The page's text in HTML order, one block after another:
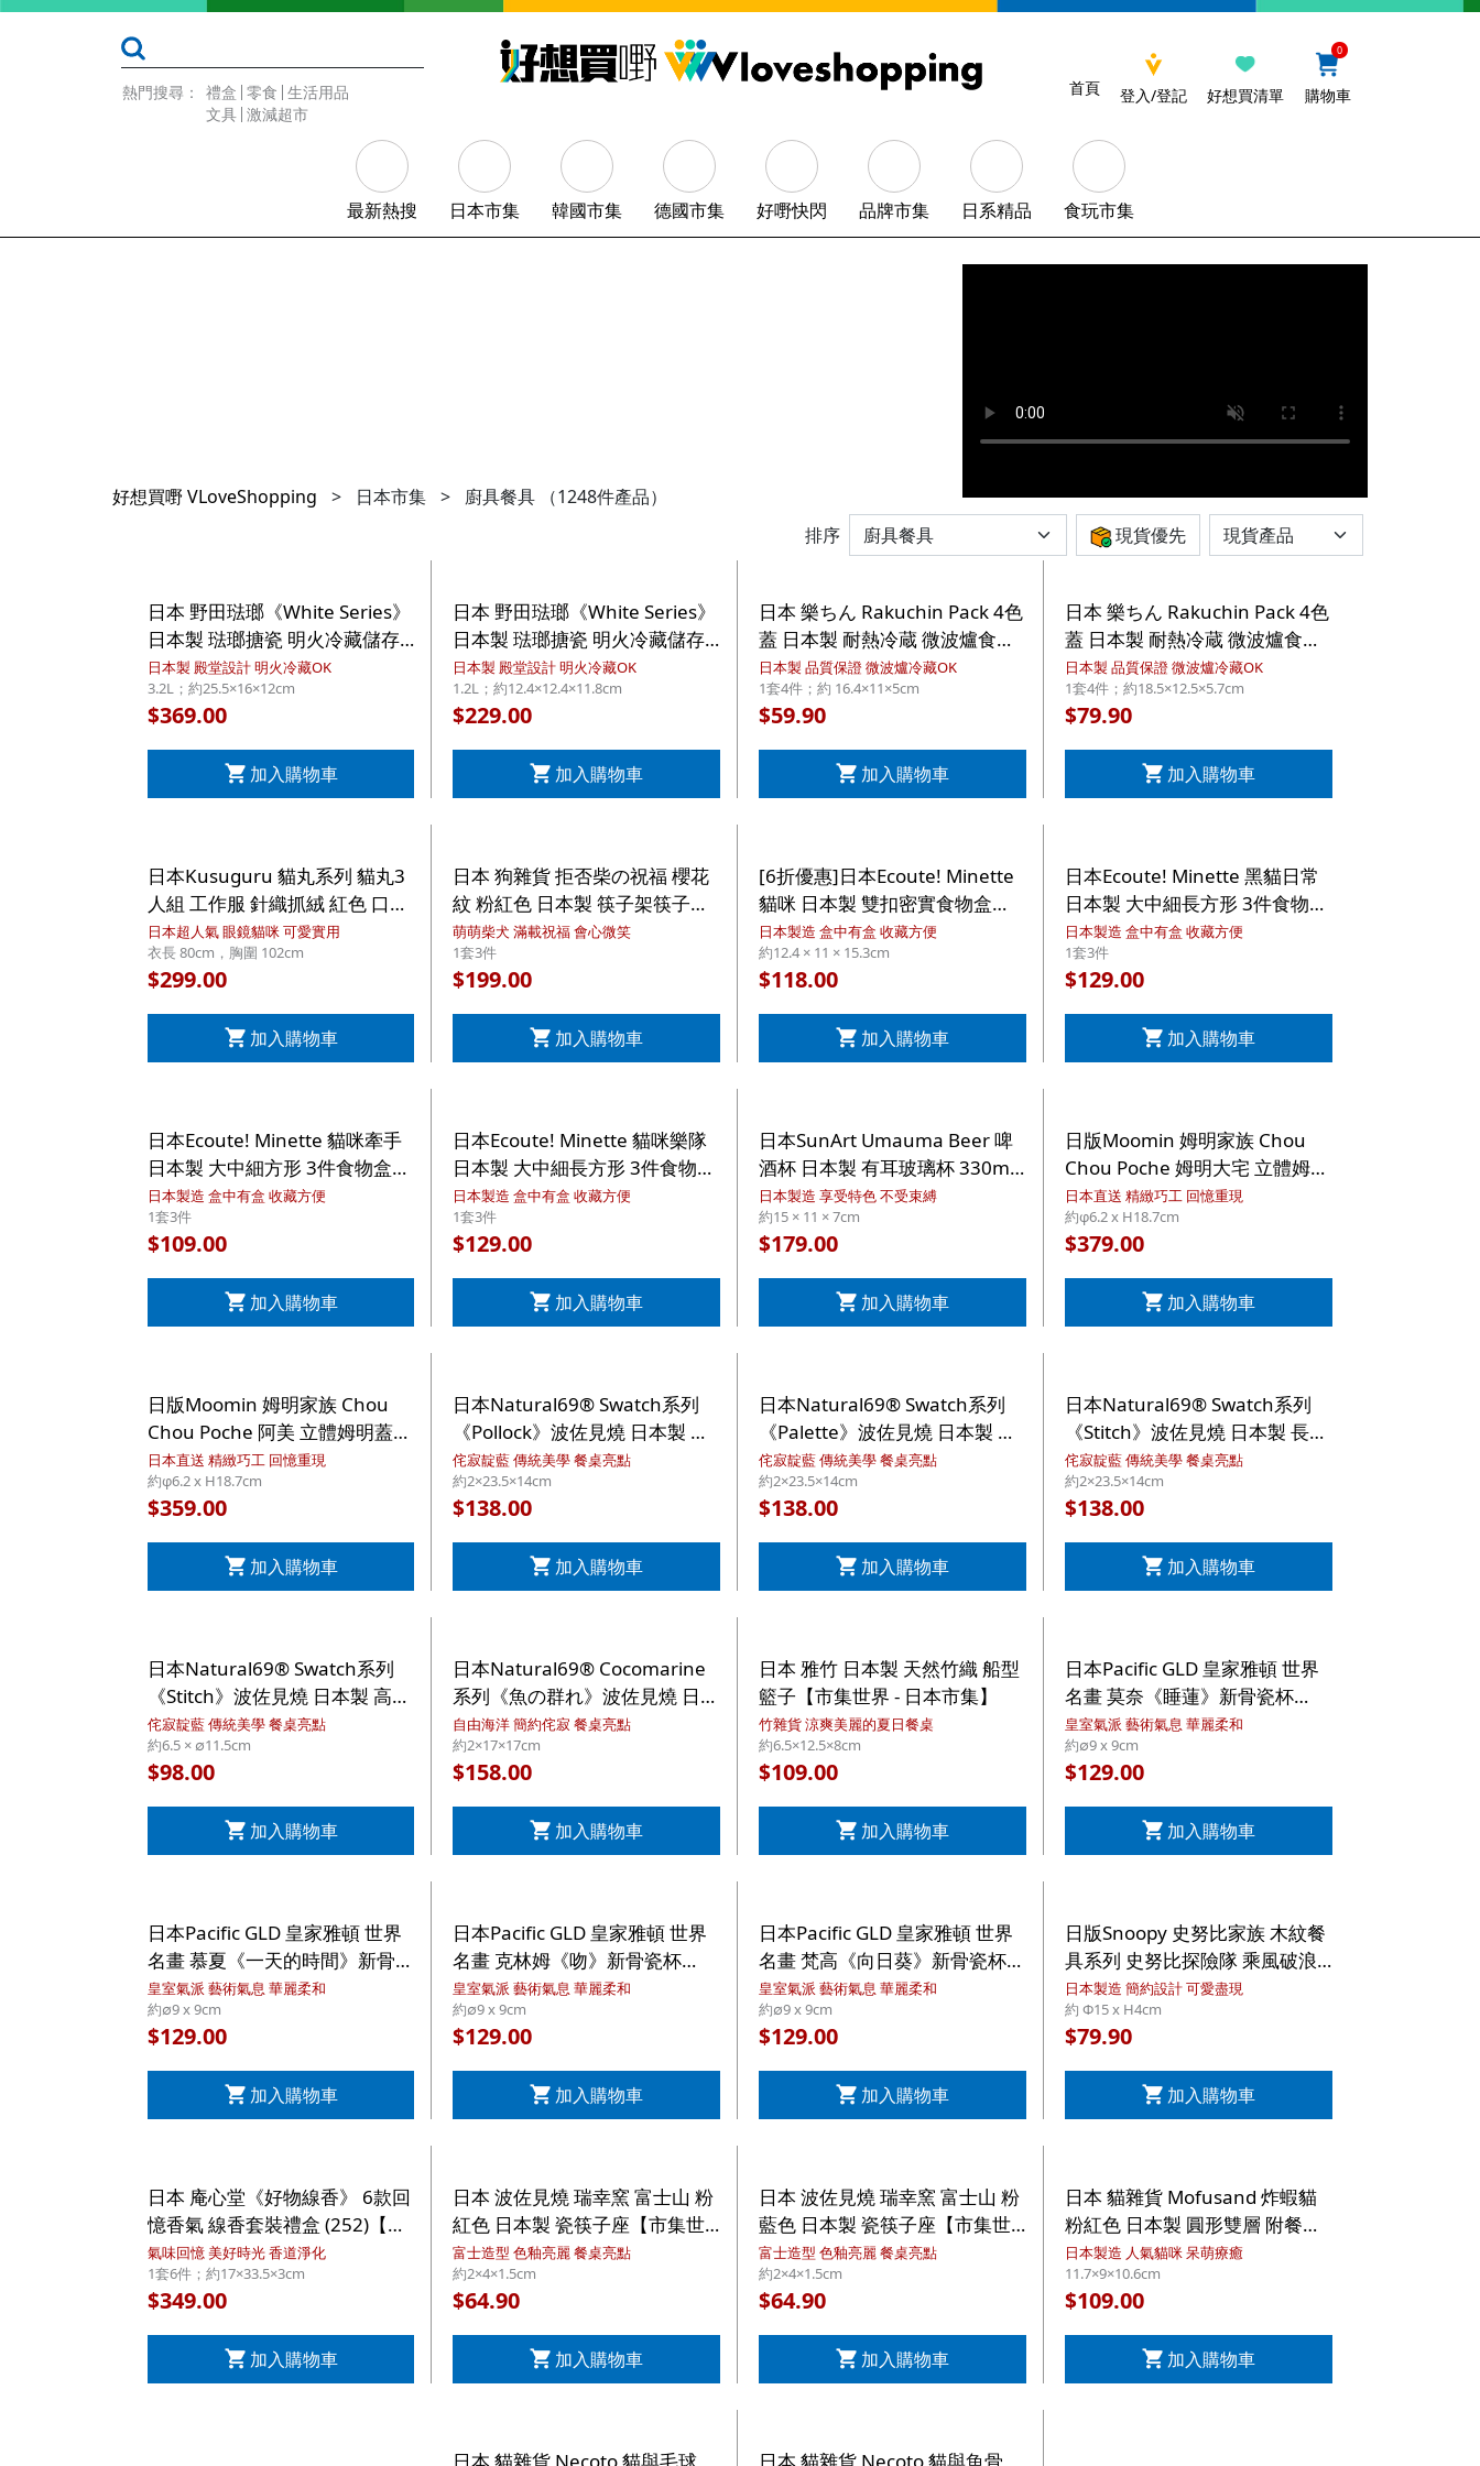
熱門搜尋： 禮盒 零食 生活用品
文具 激減超市
首頁 登入/登記 好想買清單
0
購物車
最新熱搜 日本市集 韓國市集 德國市集 好嘢快閃 品牌市集 日系精品 食玩市集
好想買嘢 VLoveShopping > 日本市集 > 廚具餐具 （1248件產品）
排序
現貨優先
日本 野田琺瑯《White Series》
日本製 琺瑯搪瓷 明火冷藏儲存
三用 長方深型 有蓋食物盒 LL
3.2L (032)【市集世界 - 日本市
集】
日本製 殿堂設計 明火冷藏OK
3.2L；約25.5×16×12cm
$369.00
加入購物車
日本 野田琺瑯《White Series》
日本製 琺瑯搪瓷 明火冷藏儲存
三用 正方深型 有蓋食物盒 L
1.2L (002)【市集世界 - 日本市
集】
日本製 殿堂設計 明火冷藏OK
1.2L；約12.4×12.4×11.8cm
$229.00
加入購物車
日本 樂ちん Rakuchin Pack 4色
蓋 日本製 耐熱冷蔵 微波爐食物
盒 400ml 4件套 (186)【市集世
界 - 日本市集】
日本製 品質保證 微波爐冷藏OK
1套4件；約 16.4×11×5cm
$59.90
加入購物車
日本 樂ちん Rakuchin Pack 4色
蓋 日本製 耐熱冷蔵 微波爐食物
盒 600ml 4件套 (681)【市集世
界 - 日本市集】
日本製 品質保證 微波爐冷藏OK
1套4件；約18.5×12.5×5.7cm
$79.90
加入購物車
日本Kusuguru 貓丸系列 貓丸3
人組 工作服 針織抓絨 紅色 口袋
圍裙 背心型 (721)【市集世界 -
日本市集】
日本超人氣 眼鏡貓咪 可愛實用
衣長 80cm，胸圍 102cm
$299.00
加入購物車
日本 狗雜貨 拒否柴の祝福 櫻花
紋 粉紅色 日本製 筷子架筷子及
手拭巾 餐具小禮盒 1套3件 (789)
【市集世界 - 日本市集】
萌萌柴犬 滿載祝福 會心微笑
1套3件
$199.00
加入購物車
[6折優惠]日本Ecoute! Minette
貓咪 日本製 雙扣密實食物盒
1.2L (151)【市集世界 - 日本市
集】
日本製造 盒中有盒 收藏方便
約12.4 × 11 × 15.3cm
$118.00
加入購物車
日本Ecoute! Minette 黑貓日常
日本製 大中細長方形 3件食物盒
套裝 (257)【市集世界 - 日本市
集】
日本製造 盒中有盒 收藏方便
1套3件
$129.00
加入購物車
日本Ecoute! Minette 貓咪牽手
日本製 大中細方形 3件食物盒套
裝 (169)【市集世界 - 日本市
集】
日本製造 盒中有盒 收藏方便
1套3件
$109.00
加入購物車
日本Ecoute! Minette 貓咪樂隊
日本製 大中細長方形 3件食物盒
套裝 (176)【市集世界 - 日本市
集】
日本製造 盒中有盒 收藏方便
1套3件
$129.00
加入購物車
日本SunArt Umauma Beer 啤
酒杯 日本製 有耳玻璃杯 330ml
(926)【市集世界 - 日本市集】
日本製造 享受特色 不受束縛
約15 × 11 × 7cm
$179.00
加入購物車
日版Moomin 姆明家族 Chou
Chou Poche 姆明大宅 立體姆明
蓋 粉藍色 真空雙重 不銹鋼保溫
水樽 (993)【市集世界 - 日本市
集】
日本直送 精緻巧工 回憶重現
約φ6.2 x H18.7cm
$379.00
加入購物車
日版Moomin 姆明家族 Chou
Chou Poche 阿美 立體姆明蓋
米黃色 真空雙重 不銹鋼保溫水
樽 300ml (986)【市集世界 - 日
本市集】
日本直送 精緻巧工 回憶重現
約φ6.2 x H18.7cm
$359.00
加入購物車
日本Natural69® Swatch系列
《Pollock》波佐見燒 日本製 長
方形陶瓷碟【市集世界 - 日本市
集】
侘寂靛藍 傳統美學 餐桌亮點
約2×23.5×14cm
$138.00
加入購物車
日本Natural69® Swatch系列
《Palette》波佐見燒 日本製 長
方形陶瓷碟【市集世界 - 日本市
集】
侘寂靛藍 傳統美學 餐桌亮點
約2×23.5×14cm
$138.00
加入購物車
日本Natural69® Swatch系列
《Stitch》波佐見燒 日本製 長方
形陶瓷碟【市集世界 - 日本市
集】
侘寂靛藍 傳統美學 餐桌亮點
約2×23.5×14cm
$138.00
加入購物車
日本Natural69® Swatch系列
《Stitch》波佐見燒 日本製 高腳
陶瓷碗【市集世界 - 日本市集】
侘寂靛藍 傳統美學 餐桌亮點
約6.5 × ∅11.5cm
$98.00
加入購物車
日本Natural69® Cocomarine
系列《魚の群れ》波佐見燒 日本
製 方形陶瓷碟【市集世界 - 日本
市集】
自由海洋 簡約侘寂 餐桌亮點
約2×17×17cm
$158.00
加入購物車
日本 雅竹 日本製 天然竹織 船型
籃子【市集世界 - 日本市集】
竹雜貨 涼爽美麗的夏日餐桌
約6.5×12.5×8cm
$109.00
加入購物車
日本Pacific GLD 皇家雅頓 世界
名畫 莫奈《睡蓮》新骨瓷杯
300ml 禮盒套裝 (642)【市集世
界 - 日本市集】
皇室氣派 藝術氣息 華麗柔和
約∅9 x 9cm
$129.00
加入購物車
日本Pacific GLD 皇家雅頓 世界
名畫 慕夏《一天的時間》新骨瓷
杯 300ml 禮盒套裝 (659)【市集
世界 - 日本市集】
皇室氣派 藝術氣息 華麗柔和
約∅9 x 9cm
$129.00
加入購物車
日本Pacific GLD 皇家雅頓 世界
名畫 克林姆《吻》新骨瓷杯
300ml 禮盒套裝 (659)【市集世
界 - 日本市集】
皇室氣派 藝術氣息 華麗柔和
約∅9 x 9cm
$129.00
加入購物車
日本Pacific GLD 皇家雅頓 世界
名畫 梵高《向日葵》新骨瓷杯
300ml 禮盒套裝 (673)【市集世
界 - 日本市集】
皇室氣派 藝術氣息 華麗柔和
約∅9 x 9cm
$129.00
加入購物車
日版Snoopy 史努比家族 木紋餐
具系列 史努比探險隊 乘風破浪
綠色底 日本製 圓形樹脂膠午餐
碟 (486)【市集世界 - 日本市
集】
日本製造 簡約設計 可愛盡現
約 Φ15 x H4cm
$79.90
加入購物車
日本 庵心堂《好物線香》 6款回
憶香氣 線香套裝禮盒 (252)【市
集世界 - 日本市集】
氣味回憶 美好時光 香道淨化
1套6件；約17×33.5×3cm
$349.00
加入購物車
日本 波佐見燒 瑞幸窯 富士山 粉
紅色 日本製 瓷筷子座【市集世
界 - 日本市集】
富士造型 色釉亮麗 餐桌亮點
約2×4×1.5cm
$64.90
加入購物車
日本 波佐見燒 瑞幸窯 富士山 粉
藍色 日本製 瓷筷子座【市集世
界 - 日本市集】
富士造型 色釉亮麗 餐桌亮點
約2×4×1.5cm
$64.90
加入購物車
日本 貓雜貨 Mofusand 炸蝦貓
粉紅色 日本製 圓形雙層 附餐叉
微波爐飯盒食物盒 500ml (949)
【市集世界 - 日本市集】
日本製造 人氣貓咪 呆萌療癒
11.7×9×10.6cm
$109.00
加入購物車